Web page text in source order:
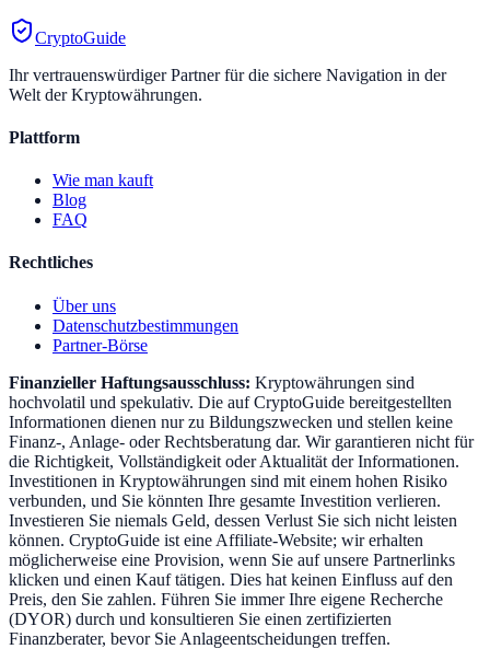
CryptoGuide
Ihr vertrauenswürdiger Partner für die sichere Navigation in der
Welt der Kryptowährungen.
Plattform
Wie man kauft
Blog
FAQ
Rechtliches
Über uns
Datenschutzbestimmungen
Partner-Börse
Finanzieller Haftungsausschluss: Kryptowährungen sind
hochvolatil und spekulativ. Die auf CryptoGuide bereitgestellten
Informationen dienen nur zu Bildungszwecken und stellen keine
Finanz-, Anlage- oder Rechtsberatung dar. Wir garantieren nicht für
die Richtigkeit, Vollständigkeit oder Aktualität der Informationen.
Investitionen in Kryptowährungen sind mit einem hohen Risiko
verbunden, und Sie könnten Ihre gesamte Investition verlieren.
Investieren Sie niemals Geld, dessen Verlust Sie sich nicht leisten
können. CryptoGuide ist eine Affiliate-Website; wir erhalten
möglicherweise eine Provision, wenn Sie auf unsere Partnerlinks
klicken und einen Kauf tätigen. Dies hat keinen Einfluss auf den
Preis, den Sie zahlen. Führen Sie immer Ihre eigene Recherche
(DYOR) durch und konsultieren Sie einen zertifizierten
Finanzberater, bevor Sie Anlageentscheidungen treffen.